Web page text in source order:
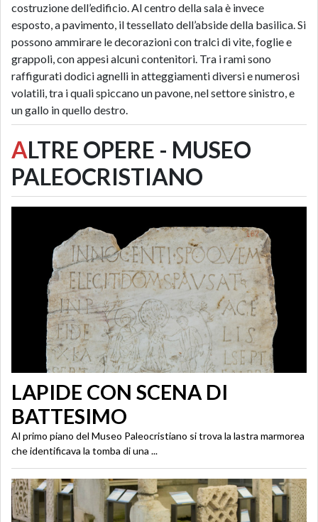
costruzione dell’edificio. Al centro della sala è invece
esposto, a pavimento, il tessellato dell’abside della basilica. Si
possono ammirare le decorazioni con tralci di vite, foglie e
grappoli, con appesi alcuni contenitori. Tra i rami sono
raffigurati dodici agnelli in atteggiamenti diversi e numerosi
volatili, tra i quali spiccano un pavone, nel settore sinistro, e
un gallo in quello destro.
ALTRE OPERE - MUSEO
PALEOCRISTIANO
LAPIDE CON SCENA DI
BATTESIMO
Al primo piano del Museo Paleocristiano si trova la lastra marmorea
che identificava la tomba di una ...